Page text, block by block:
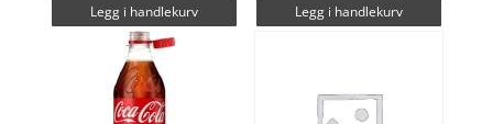
Legg i handlekurv Legg i handlekurv